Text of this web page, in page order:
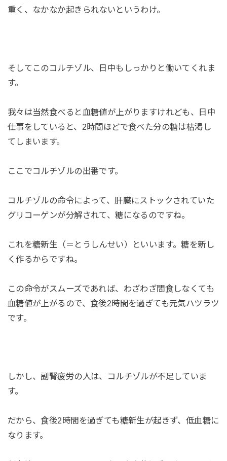
重く、なかなか起きられないというわけ。
そしてこのコルチゾル、日中もしっかりと働いてくれま
す。
我々は当然食べると血糖値が上がりますけれども、日中
仕事をしていると、2時間ほどで食べた分の糖は枯渇し
てしまいます。
ここでコルチゾルの出番です。
コルチゾルの命令によって、肝臓にストックされていた
グリコーゲンが分解されて、糖になるのですね。
これを糖新生（＝とうしんせい）といいます。糖を新し
く作るからですね。
この命令がスムーズであれば、わざわざ間食しなくても
血糖値が上がるので、食後2時間を過ぎても元気ハツラツ
です。
しかし、副腎疲労の人は、コルチゾルが不足していま
す。
だから、食後2時間を過ぎても糖新生が起きず、低血糖に
なります。